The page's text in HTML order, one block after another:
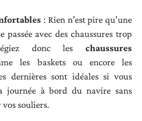
: Rien n’est pire qu’une
passée avec des chaussures trop
donc les chaussures
les baskets ou encore les
dernières sont idéales si vous
journée à bord du navire sans
vos souliers.